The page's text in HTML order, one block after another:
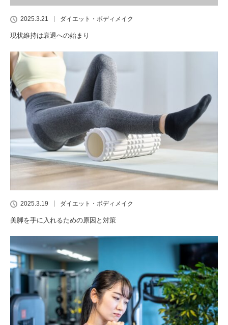
2025.3.21 ダイエット・ボディメイク
現状維持は衰退への始まり
2025.3.19 ダイエット・ボディメイク
美脚を手に入れるための原因と対策